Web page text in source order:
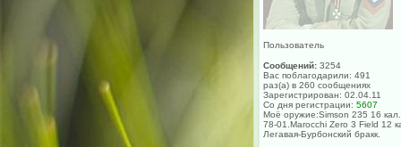
Пользователь
Сообщений: 3254
Вас поблагодарили: 491
раз(а) в 260 сообщениях
Зарегистрирован: 02.04.11
Со дня регистрации: 5607
Моё оружие:Simson 235 16
78-01.Marocchi Zero 3 Field 12
Легавая-Бурбонский бракк.